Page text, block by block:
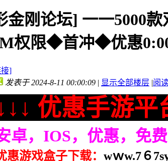
金刚论坛] 一一5000
权限◆首冲◆优惠
]
发表于 2024-8-11 00:00:09 | 显示全部楼层 |阅
优惠手游平
卓，IOS，优惠，免
惠游戏盒子下载： wｗw.7６